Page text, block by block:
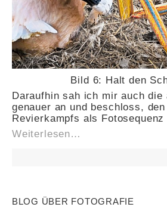
Bild 6: Halt den
Daraufhin sah ich mir auch die
genauer an und beschloss,
Revierkampfs als Fotosequenz
Weiterlesen…
BLOG ÜBER FOTOGRAFIE